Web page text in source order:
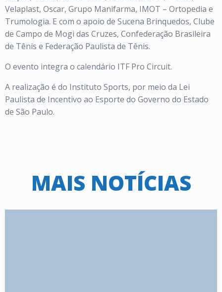
Velaplast, Oscar, Grupo Manifarma, IMOT – Ortopedia e
Trumologia. E com o apoio de Sucena Brinquedos, Clube
de Campo de Mogi das Cruzes, Confederação Brasileira
de Tênis e Federação Paulista de Tênis.
O evento integra o calendário ITF Pro Circuit.
A realização é do Instituto Sports, por meio da Lei
Paulista de Incentivo ao Esporte do Governo do Estado
de São Paulo.
MAIS NOTÍCIAS